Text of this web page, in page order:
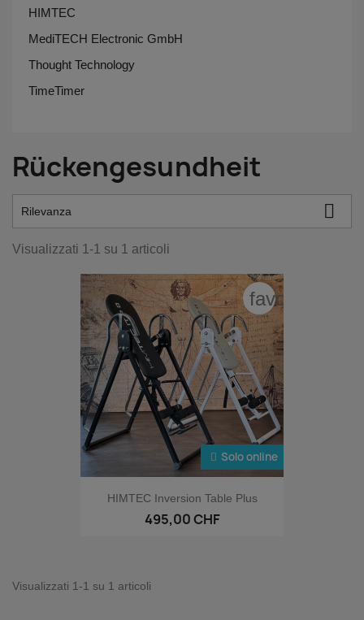
HIMTEC
MediTECH Electronic GmbH
Thought Technology
TimeTimer
Rückengesundheit
Rilevanza 
Visualizzati 1-1 su 1 articoli
HIMTEC Inversion Table Plus
495,00 CHF
Solo online
Visualizzati 1-1 su 1 articoli